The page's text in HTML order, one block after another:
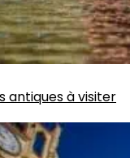
antiques à visiter